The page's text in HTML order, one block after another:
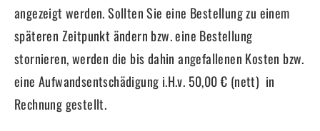
angezeigt werden. Sollten Sie eine Bestellung zu einem
späteren Zeitpunkt ändern bzw. eine Bestellung
stornieren, werden die bis dahin angefallenen Kosten bzw.
eine Aufwandsentschädigung i.H.v. 50,00 € (nett) in
Rechnung gestellt.